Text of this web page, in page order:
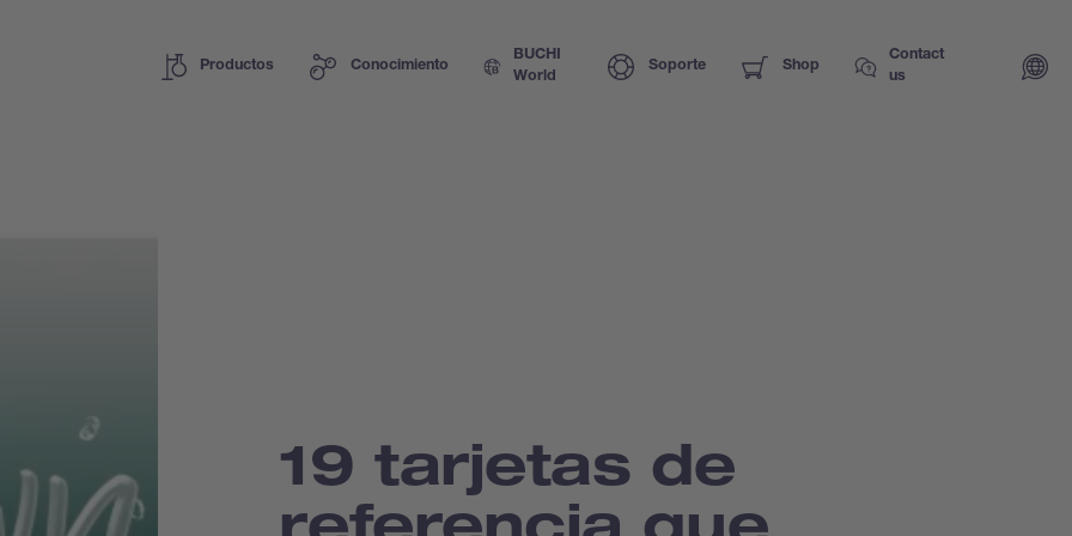
Productos Conocimiento
BUCHI
World
Soporte Shop
Contact
us
19 tarjetas de
referencia que